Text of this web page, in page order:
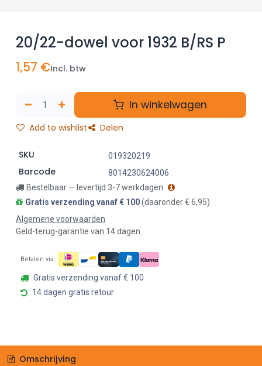
20/22-dowel voor 1932 B/RS P
1,57 €Incl. btw
In winkelwagen
Add to wishlist Delen
SKU 019320219
Barcode
8014230624006
Bestelbaar — levertijd 3-7 werkdagen
Gratis verzending vanaf € 100(daaronder € 6,95)
Algemene voorwaarden
Geld-terug-garantie van 14 dagen
Betalen via:
Gratis verzending vanaf € 100
14 dagen gratis retour
Omschrijving